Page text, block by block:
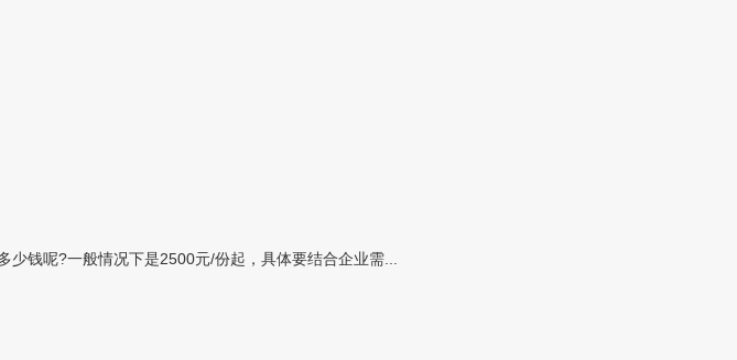
钱呢?一般情况下是2500元/份起，具体要结合企业需...